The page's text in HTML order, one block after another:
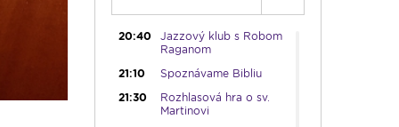
20:10
Večera u Slováka
20:40
Jazzový klub s Robom
Raganom
21:10
Spoznávame Bibliu
21:30
Rozhlasová hra o sv.
Martinovi